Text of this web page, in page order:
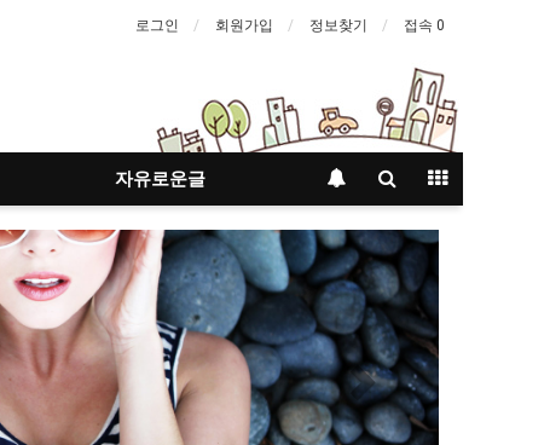
로그인 회원가입 정보찾기 접속 0
자유로운글
Next